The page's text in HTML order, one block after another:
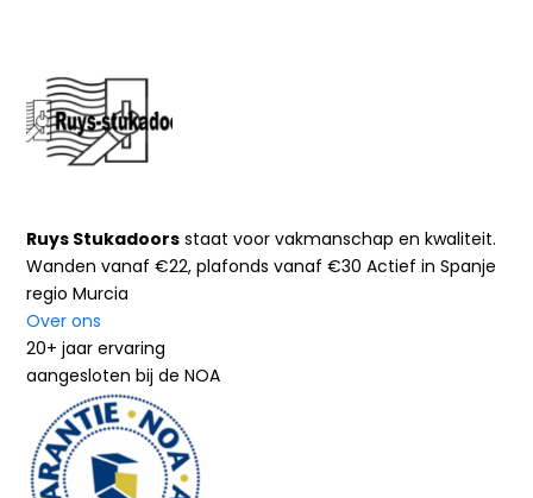
Ruys Stukadoors staat voor vakmanschap en kwaliteit.
Wanden vanaf €22, plafonds vanaf €30 Actief in Spanje
regio Murcia
Over ons
20+ jaar ervaring
aangesloten bij de NOA